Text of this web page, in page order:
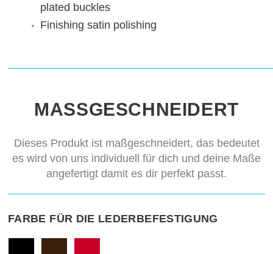
plated buckles
Finishing satin polishing
MASSGESCHNEIDERT
Dieses Produkt ist maßgeschneidert, das bedeutet
es wird von uns individuell für dich und deine Maße
angefertigt damit es dir perfekt passt.
FARBE FÜR DIE LEDERBEFESTIGUNG